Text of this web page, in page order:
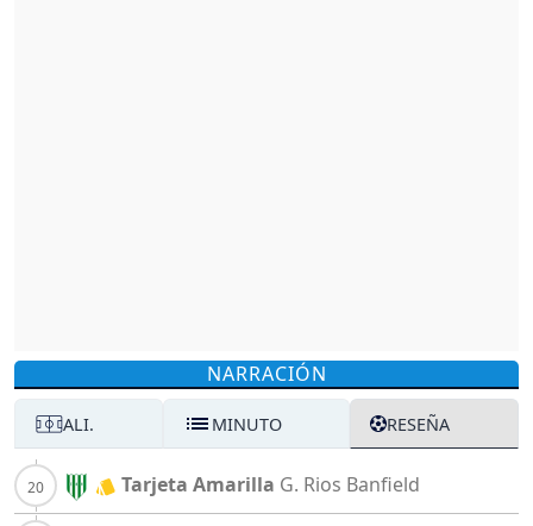
NARRACIÓN
ALI. MINUTO RESEÑA
Tarjeta Amarilla G. Rios Banfield